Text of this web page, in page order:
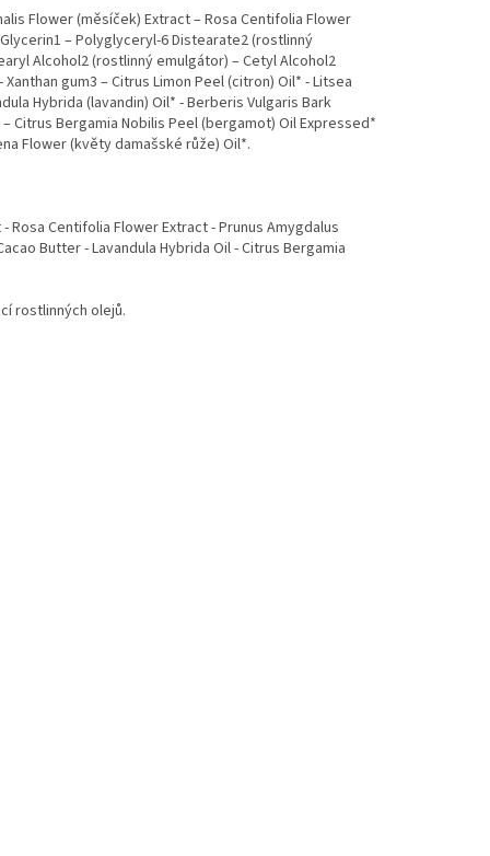
Flower (měsíček) Extract – Rosa Centifolia Flower
– Polyglyceryl-6 Distearate2 (rostlinný
Alcohol2 (rostlinný emulgátor) – Cetyl Alcohol2
gum3 – Citrus Limon Peel (citron) Oil* - Litsea
Hybrida (lavandin) Oil* - Berberis Vulgaris Bark
Citrus Bergamia Nobilis Peel (bergamot) Oil Expressed*
Flower (květy damašské růže) Oil*.
Rosa Centifolia Flower Extract - Prunus Amygdalus
Butter - Lavandula Hybrida Oil - Citrus Bergamia
rostlinných olejů.